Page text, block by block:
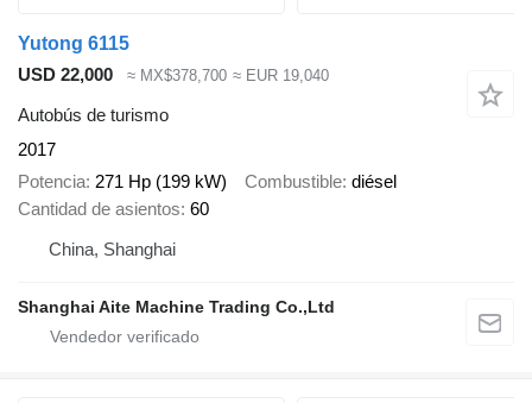
Yutong 6115
USD 22,000
≈ MX$378,700 ≈ EUR 19,040
Autobús de turismo
2017
Potencia 271 Hp (199 kW) Combustible diésel
Cantidad de asientos 60
China, Shanghai
Shanghai Aite Machine Trading Co.,Ltd